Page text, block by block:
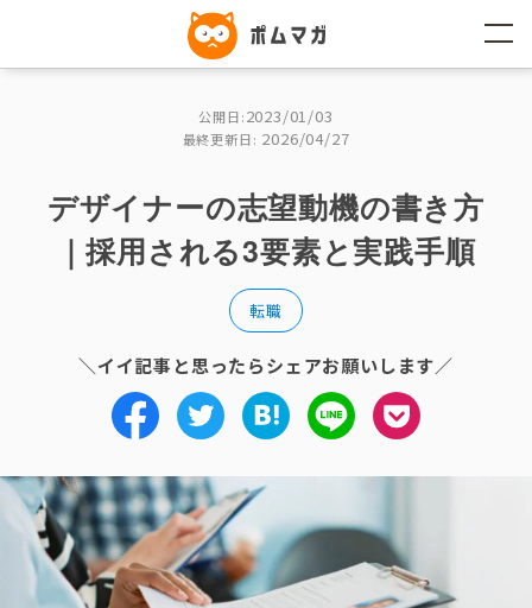
ン
公開日:2023/01/03
最終更新日: 2026/04/27
デザイナーの志望動機の書き方
｜採用される3要素と実践手順
転職
＼イイ記事と思ったらシェアお願いします／